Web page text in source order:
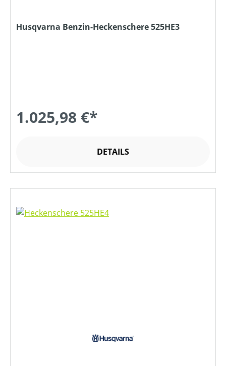
Husqvarna Benzin-Heckenschere 525HE3
1.025,98 €*
DETAILS